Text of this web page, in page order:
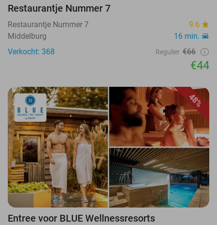
Restaurantje Nummer 7
Restaurantje Nummer 7
9.6
Middelburg
16 min.
Verkocht: 368
Regulier €66
€44
48%
Entree voor BLUE Wellnessresorts